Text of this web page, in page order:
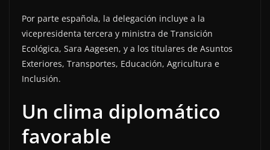
Por parte española, la delegación incluye a la
vicepresidenta tercera y ministra de Transición
Ecológica, Sara Aagesen, y a los titulares de Asuntos
Exteriores, Transportes, Educación, Agricultura e
Inclusión.
Un clima diplomático
favorable